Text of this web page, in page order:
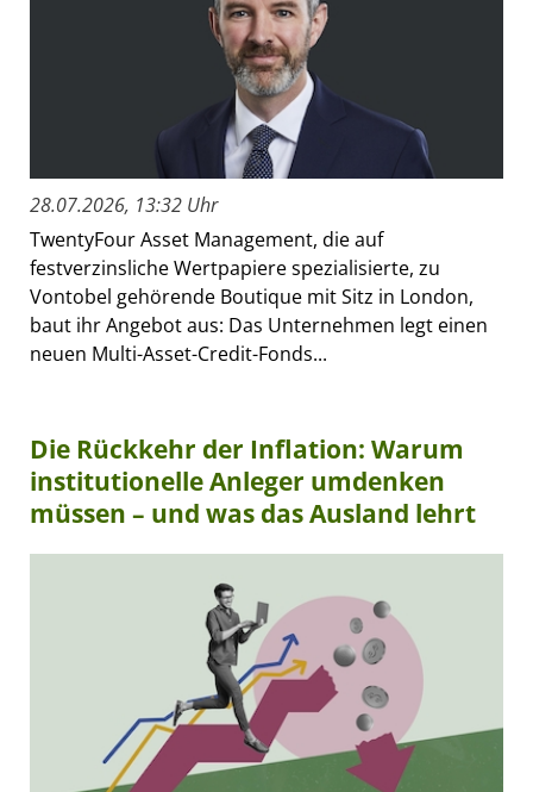
28.07.2026, 13:32 Uhr
TwentyFour Asset Management, die auf
festverzinsliche Wertpapiere spezialisierte, zu
Vontobel gehörende Boutique mit Sitz in London,
baut ihr Angebot aus: Das Unternehmen legt einen
neuen Multi-Asset-Credit-Fonds...
Die Rückkehr der Inflation: Warum
institutionelle Anleger umdenken
müssen – und was das Ausland lehrt